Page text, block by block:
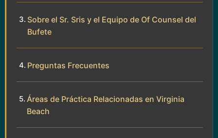
Sobre el Sr. Sris y el Equipo de Of Counsel del
Bufete
Preguntas Frecuentes
Áreas de Práctica Relacionadas en Virginia
Beach